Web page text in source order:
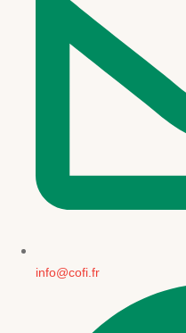
info@cofi.fr